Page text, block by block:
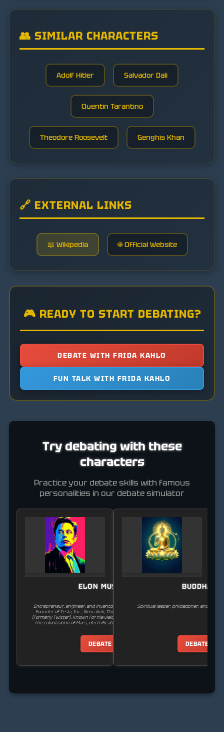
👥 SIMILAR CHARACTERS
Adolf Hitler Salvador Dali
Quentin Tarantino
Theodore Roosevelt Genghis Khan
🔗 EXTERNAL LINKS
📖 Wikipedia 🌐 Official Website
🎮 READY TO START DEBATING?
DEBATE WITH FRIDA KAHLO
FUN TALK WITH FRIDA KAHLO
Try debating with these
characters
Practice your debate skills with famous
personalities in our debate simulator
ELON MUSK
Entrepreneur, engineer, and inventor. Founder of SpaceX, co-
founder of Tesla, Inc., Neuralink, The Boring Company, and X
(formerly Twitter). Known for his vision of the future, including
the colonization of Mars, electrification of transport, and the
DEBATE
BUDDHA
Spiritual leader, philosopher, and
DEBATE